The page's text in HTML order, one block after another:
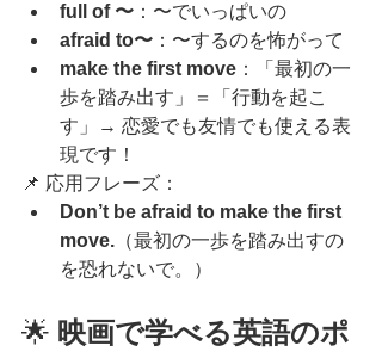
full of 〜 ：〜でいっぱいの
afraid to〜 ：〜するのを怖がって
make the first move ：「最初の一
歩を踏み出す」＝「行動を起こ
す」→ 恋愛でも友情でも使える表
現です！
📌 応用フレーズ：
Don’t be afraid to make the first
move. （最初の一歩を踏み出すの
を恐れないで。）
🌟 映画で学べる英語のポ